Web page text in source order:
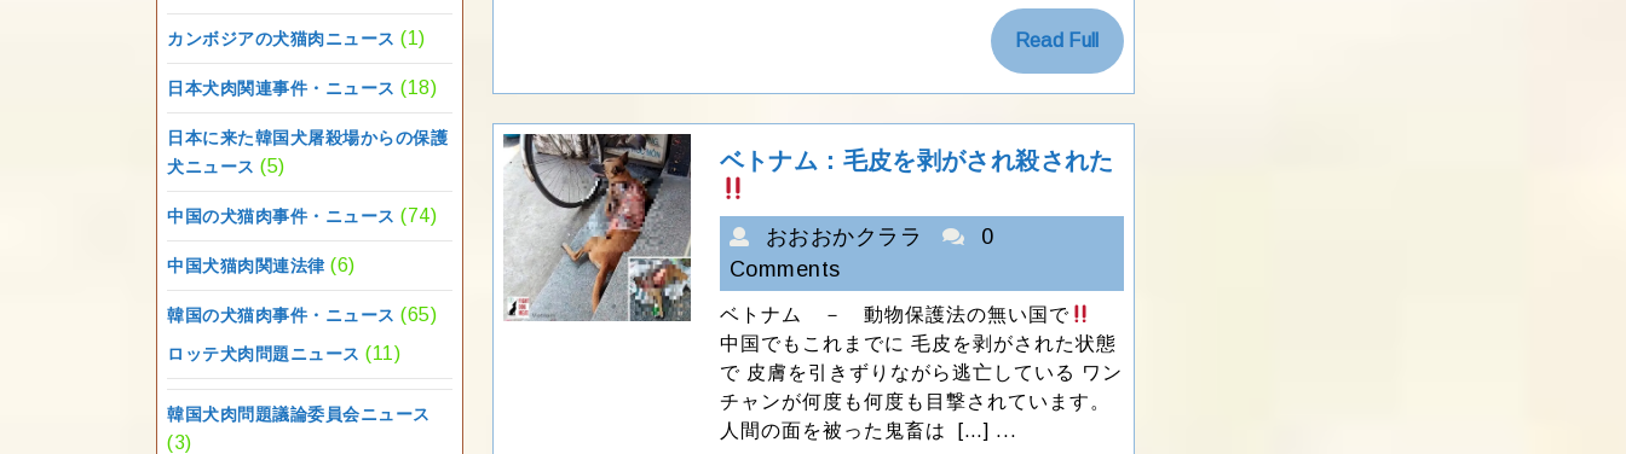
カンボジアの犬猫肉ニュース (1)
日本犬肉関連事件・ニュース (18)
日本に来た韓国犬屠殺場からの保護
犬ニュース (5)
中国の犬猫肉事件・ニュース (74)
中国犬猫肉関連法律(6)
韓国の犬猫肉事件・ニュース (65)
ロッテ犬肉問題ニュース (11)
韓国犬肉問題議論委員会ニュース
(3)
上
昇
Read Full Read
Full
ベトナム：毛皮を剥がされ殺された
ト
ナ
ム：
毛
皮
を
剥
が
さ
れ
おおおかクララ
お
お
か
ク
ラ
ラ
0
Comments
ベトナム － 動物保護法の無い国で
中国でもこれまでに 毛皮を剥がされた状態
で 皮膚を引きずりながら逃亡している ワン
チャンが何度も何度も目撃されています。
人間の面を被った鬼畜は […] ...